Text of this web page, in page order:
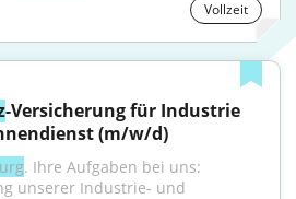
Vollzeit
-Versicherung für Industrie
(m/w/d)
. Ihre Aufgaben bei uns:
unserer Industrie- und